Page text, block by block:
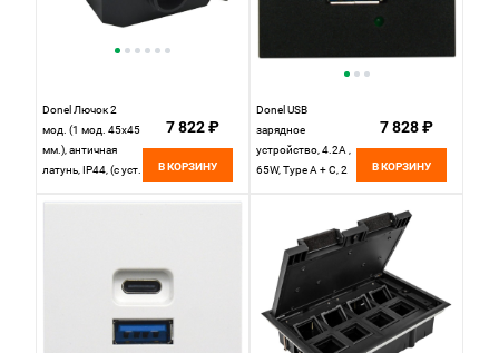
Donel Лючок 2
мод. (1 мод. 45х45
мм.), античная
латунь, IP44, (с уст.
7 822 ₽
В КОРЗИНУ
Donel USB
зарядное
устройство, 4.2A ,
65W, Type A + C, 2
DUSB4200ANAF
7 828 ₽
В КОРЗИНУ